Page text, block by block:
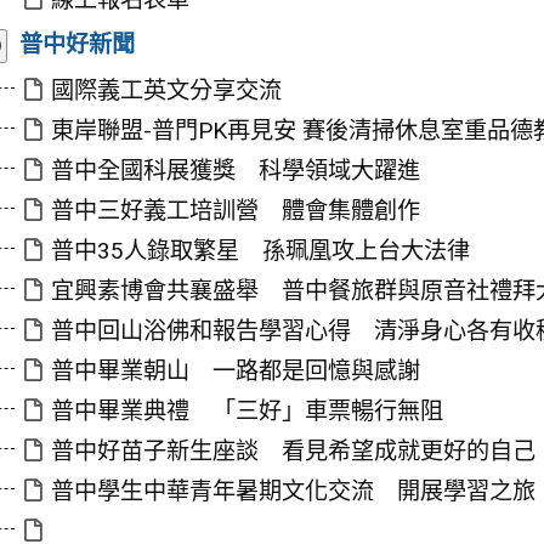
合
展
開/
收
普中好新聞
國際義工英文分享交流
東岸聯盟-普門PK再見安 賽後清掃休息室重品德
普中全國科展獲獎 科學領域大躍進
普中三好義工培訓營 體會集體創作
普中35人錄取繁星 孫珮凰攻上台大法律
宜興素博會共襄盛舉 普中餐旅群與原音社禮拜
普中回山浴佛和報告學習心得 清淨身心各有收
普中畢業朝山 一路都是回憶與感謝
普中畢業典禮 「三好」車票暢行無阻
普中好苗子新生座談 看見希望成就更好的自己
普中學生中華青年暑期文化交流 開展學習之旅